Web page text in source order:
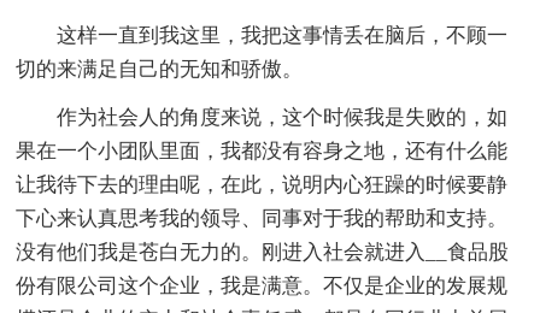
这样一直到我这里，我把这事情丢在脑后，不顾一
切的来满足自己的无知和骄傲。
作为社会人的角度来说，这个时候我是失败的，如
果在一个小团队里面，我都没有容身之地，还有什么能
让我待下去的理由呢，在此，说明内心狂躁的时候要静
下心来认真思考我的领导、同事对于我的帮助和支持。
没有他们我是苍白无力的。刚进入社会就进入__食品股
份有限公司这个企业，我是满意。不仅是企业的发展规